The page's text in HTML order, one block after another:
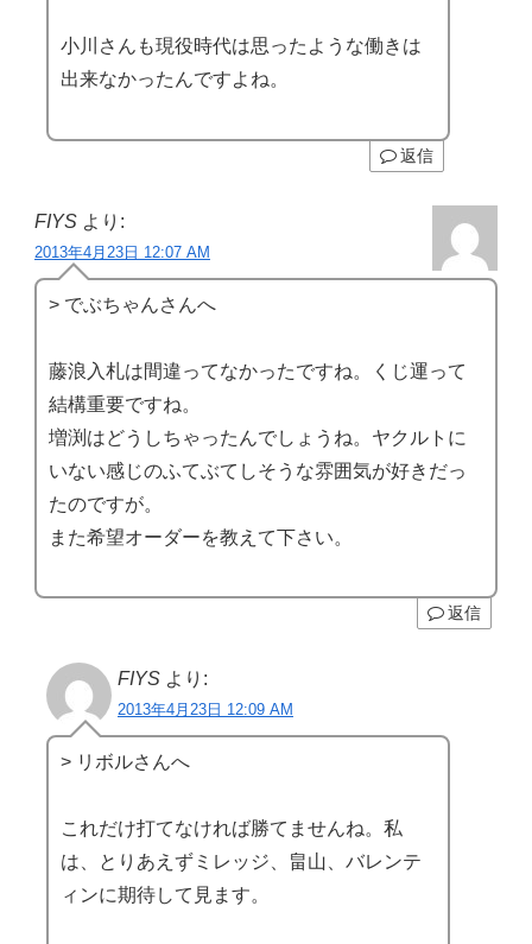
小川さんも現役時代は思ったような働きは
出来なかったんですよね。
返信
FIYS より:
2013年4月23日 12:07 AM
> でぶちゃんさんへ
藤浪入札は間違ってなかったですね。くじ運って
結構重要ですね。
増渕はどうしちゃったんでしょうね。ヤクルトに
いない感じのふてぶてしそうな雰囲気が好きだっ
たのですが。
また希望オーダーを教えて下さい。
返信
FIYS より:
2013年4月23日 12:09 AM
> リボルさんへ
これだけ打てなければ勝てませんね。私
は、とりあえずミレッジ、畠山、バレンテ
ィンに期待して見ます。